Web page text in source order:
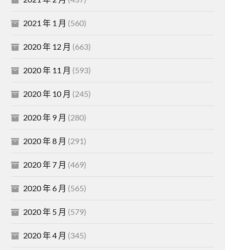
2021 年 1 月 (560)
2020 年 12 月 (663)
2020 年 11 月 (593)
2020 年 10 月 (245)
2020 年 9 月 (280)
2020 年 8 月 (291)
2020 年 7 月 (469)
2020 年 6 月 (565)
2020 年 5 月 (579)
2020 年 4 月 (345)